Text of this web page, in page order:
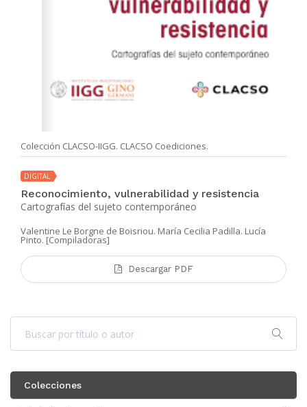
Colección CLACSO-IIGG. CLACSO Coediciones.
DIGITAL
Reconocimiento, vulnerabilidad y resistencia
Cartografías del sujeto contemporáneo
Valentine Le Borgne de Boisriou. María Cecilia Padilla. Lucía
Pinto. [Compiladoras]
Descargar PDF
Colecciones